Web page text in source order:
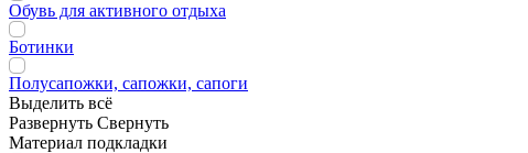
Обувь для активного отдыха
Ботинки
Полусапожки, сапожки, сапоги
Выделить всё
Развернуть Свернуть
Материал подкладки